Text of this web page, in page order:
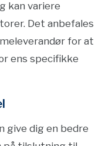
kan variere
Det anbefales
for at
ens specifikke
give dig en bedre